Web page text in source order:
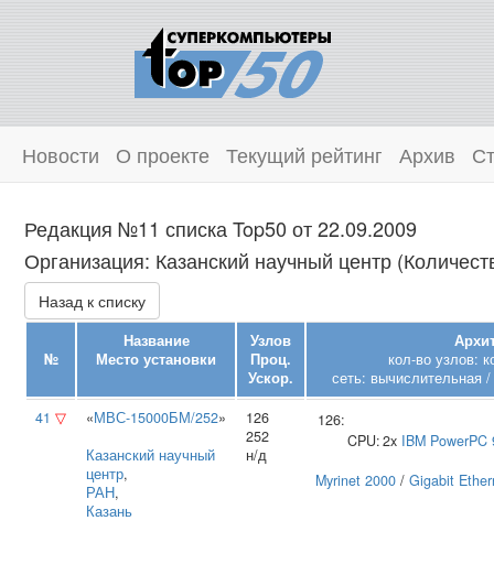
Новости О проекте Текущий рейтинг Архив
Редакция №11 списка Top50 от 22.09.2009
Организация: Казанский научный центр
Назад к списку
№
Название
Место установки
Узлов
Проц.
Ускор.
кол-во узлов:
сеть: вычислительная
41 ▽ «МВС-15000БМ/252»
Казанский научный
центр,
РАН,
Казань
126
252
н/д
126:
CPU:2x IBM PowerPC
Myrinet 2000 / Gigabit